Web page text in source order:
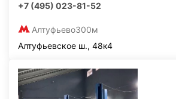
+7 (495) 023-81-52
Алтуфьево300м
Алтуфьевское ш., 48к4